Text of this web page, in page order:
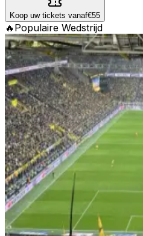
Koop uw tickets vanaf€55
🔥 Populaire Wedstrijd